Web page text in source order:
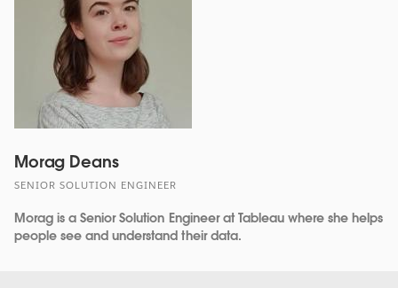
Morag Deans
SENIOR SOLUTION ENGINEER
Morag is a Senior Solution Engineer at Tableau where she helps
people see and understand their data.